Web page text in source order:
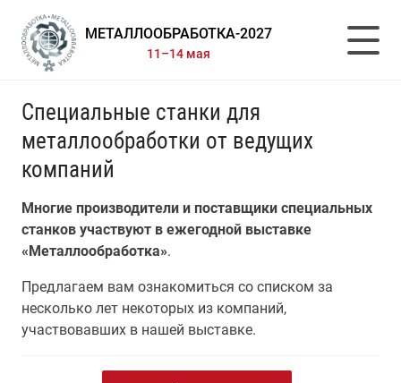
МЕТАЛЛООБРАБОТКА-2027
11–14 мая
Специальные станки для
металлообработки от ведущих
компаний
Многие производители и поставщики специальных
станков участвуют в ежегодной выставке
«Металлообработка».
Предлагаем вам ознакомиться со списком за
несколько лет некоторых из компаний,
участвовавших в нашей выставке.